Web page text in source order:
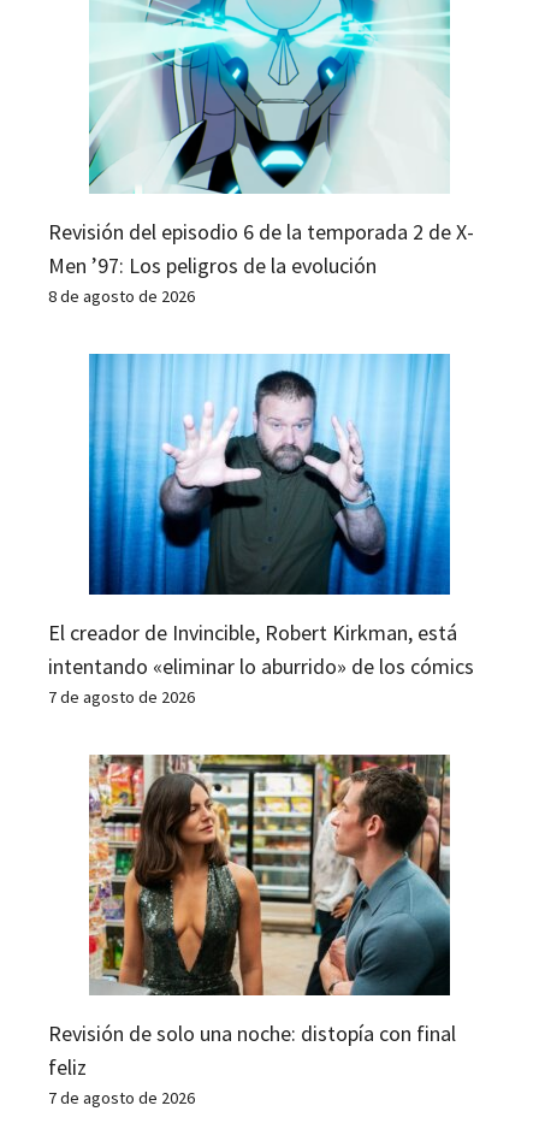
Revisión del episodio 6 de la temporada 2 de X-
Men ’97: Los peligros de la evolución
8 de agosto de 2026
El creador de Invincible, Robert Kirkman, está
intentando «eliminar lo aburrido» de los cómics
7 de agosto de 2026
Revisión de solo una noche: distopía con final
feliz
7 de agosto de 2026